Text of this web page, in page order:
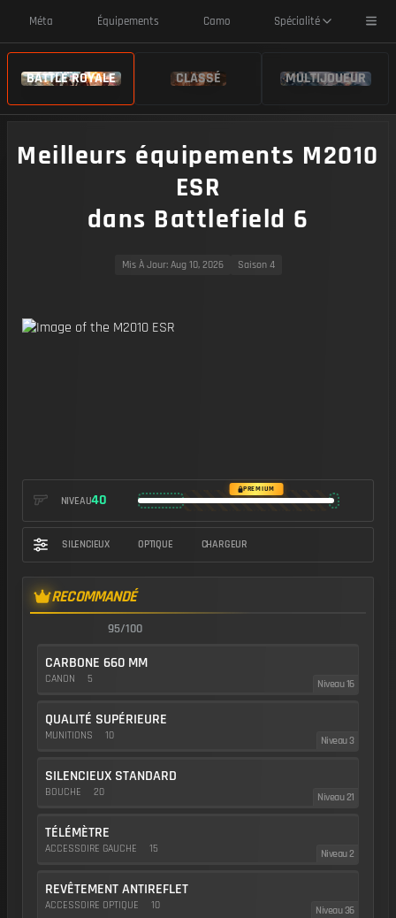
Méta Équipements Camo Spécialité
BATTLE ROYALE CLASSÉ MULTIJOUEUR
Meilleurs équipements M2010
ESR
dans Battlefield 6
Mis À Jour: Aug 10, 2026 Saison 4
NIVEAU40
PREMIUM
SILENCIEUX OPTIQUE CHARGEUR
RECOMMANDÉ
95/100
CARBONE 660 MM
CANON 5 Niveau 16
QUALITÉ SUPÉRIEURE
MUNITIONS 10 Niveau 3
SILENCIEUX STANDARD
BOUCHE 20 Niveau 21
TÉLÉMÈTRE
ACCESSOIRE GAUCHE 15 Niveau 2
REVÊTEMENT ANTIREFLET
ACCESSOIRE OPTIQUE 10 Niveau 36